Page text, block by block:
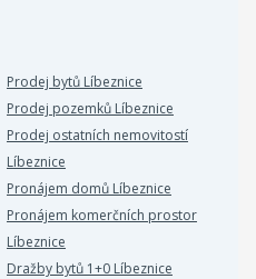
Prodej bytů Líbeznice
Prodej pozemků Líbeznice
Prodej ostatních nemovitostí
Líbeznice
Pronájem domů Líbeznice
Pronájem komerčních prostor
Líbeznice
Dražby bytů 1+0 Líbeznice